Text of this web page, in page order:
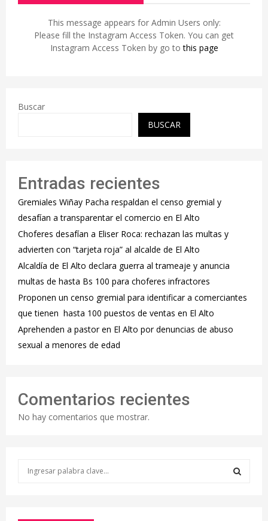
This message appears for Admin Users only:
Please fill the Instagram Access Token. You can get
Instagram Access Token by go tothis page
Buscar
BUSCAR
Entradas recientes
Gremiales Wiñay Pacha respaldan el censo gremial y
desafían a transparentar el comercio en El Alto
Choferes desafían a Eliser Roca: rechazan las multas y
advierten con “tarjeta roja” al alcalde de El Alto
‎Alcaldía de El Alto declara guerra al trameaje y anuncia
multas de hasta Bs 100 para choferes infractores
Proponen un censo gremial para identificar a comerciantes
que tienen hasta 100 puestos de ventas en El Alto
Aprehenden a pastor en El Alto por denuncias de abuso
sexual a menores de edad
Comentarios recientes
No hay comentarios que mostrar.